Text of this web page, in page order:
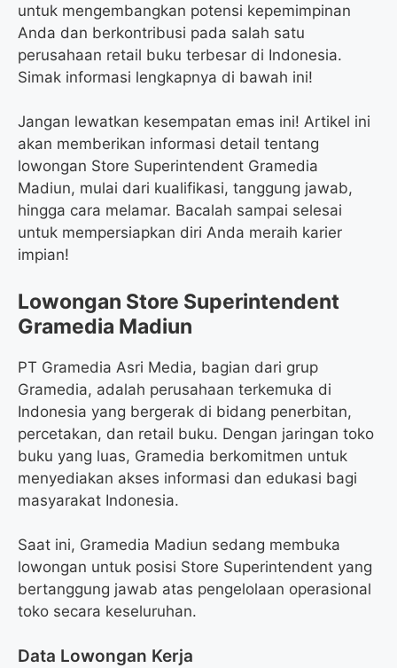
untuk mengembangkan potensi kepemimpinan
Anda dan berkontribusi pada salah satu
perusahaan retail buku terbesar di Indonesia.
Simak informasi lengkapnya di bawah ini!
Jangan lewatkan kesempatan emas ini! Artikel ini
akan memberikan informasi detail tentang
lowongan Store Superintendent Gramedia
Madiun, mulai dari kualifikasi, tanggung jawab,
hingga cara melamar. Bacalah sampai selesai
untuk mempersiapkan diri Anda meraih karier
impian!
Lowongan Store Superintendent
Gramedia Madiun
PT Gramedia Asri Media, bagian dari grup
Gramedia, adalah perusahaan terkemuka di
Indonesia yang bergerak di bidang penerbitan,
percetakan, dan retail buku. Dengan jaringan toko
buku yang luas, Gramedia berkomitmen untuk
menyediakan akses informasi dan edukasi bagi
masyarakat Indonesia.
Saat ini, Gramedia Madiun sedang membuka
lowongan untuk posisi Store Superintendent yang
bertanggung jawab atas pengelolaan operasional
toko secara keseluruhan.
Data Lowongan Kerja